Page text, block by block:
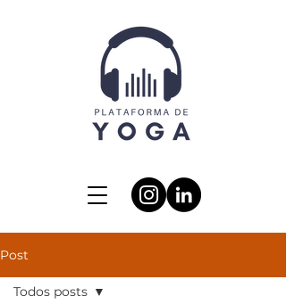
Post
Todos posts